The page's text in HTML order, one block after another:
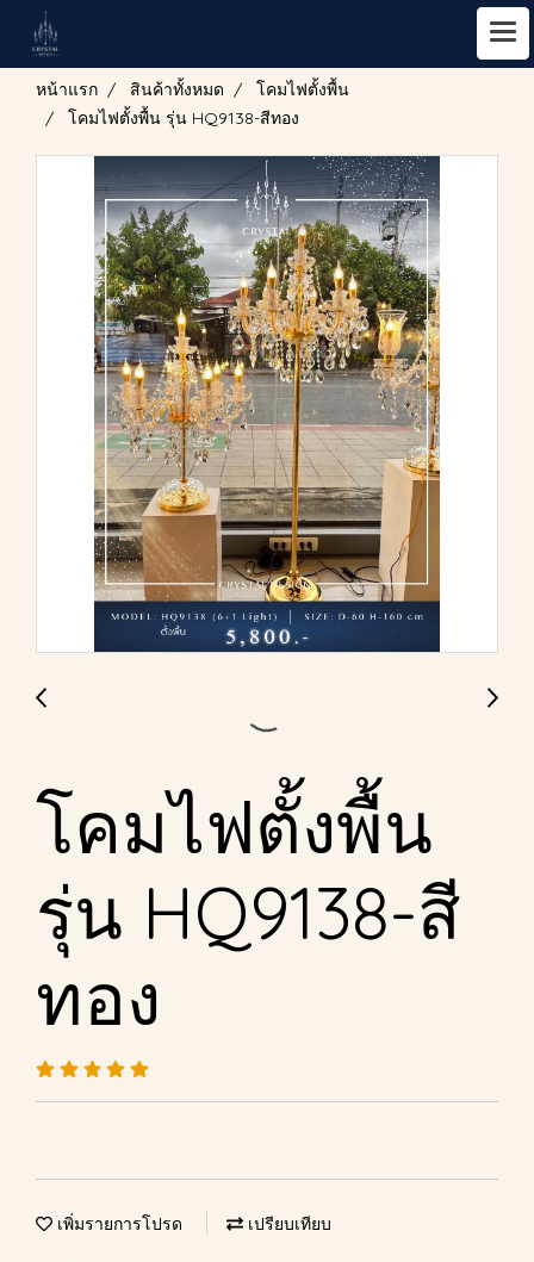
หน้าแรก สินค้าทั้งหมด
โคมไฟตั้งพื้น
โคมไฟตั้งพื้น รุ่น HQ9138-สีทอง
โคมไฟตั้งพื้น
รุ่น HQ9138-สี
ทอง
เพิ่มรายการโปรด เปรียบเทียบ